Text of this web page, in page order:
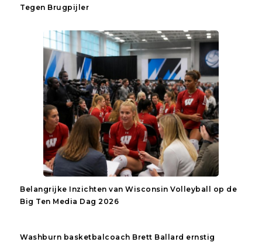
Tegen Brugpijler
Belangrijke Inzichten van Wisconsin Volleyball op de
Big Ten Media Dag 2026
Washburn basketbalcoach Brett Ballard ernstig